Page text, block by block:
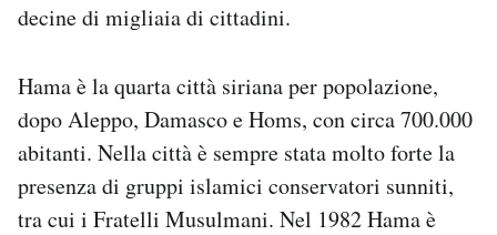
decine di migliaia di cittadini.
Hama è la quarta città siriana per popolazione,
dopo Aleppo, Damasco e Homs, con circa 700.000
abitanti. Nella città è sempre stata molto forte la
presenza di gruppi islamici conservatori sunniti,
tra cui i Fratelli Musulmani. Nel 1982 Hama è